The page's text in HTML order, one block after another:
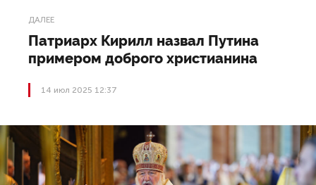
ДАЛЕЕ
Патриарх Кирилл назвал Путина
примером доброго христианина
14 июл 2025 12:37